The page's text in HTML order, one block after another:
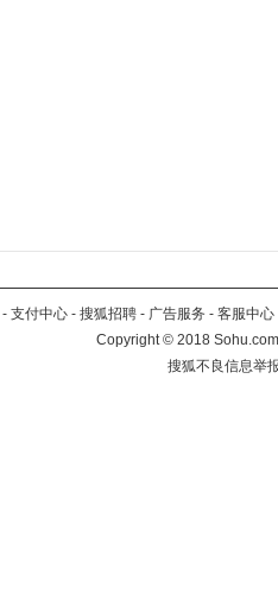
- 支付中心 - 搜狐招聘 - 广告服务 - 客服中心
Copyright©2018
搜狐不良信息举